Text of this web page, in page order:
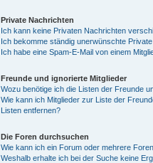
Private Nachrichten
Ich kann keine Privaten Nachrichten
Ich bekomme ständig unerwünschte
Ich habe eine Spam-E-Mail von einem
Freunde und ignorierte Mitglieder
Wozu benötige ich die Listen der Freunde
Wie kann ich Mitglieder zur Liste der
Listen entfernen?
Die Foren durchsuchen
Wie kann ich ein Forum oder mehrere
Weshalb erhalte ich bei der Suche keine